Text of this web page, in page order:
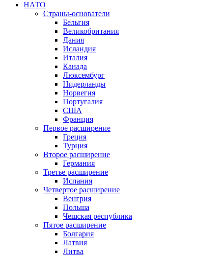
НАТО
Страны-основатели
Бельгия
Великобритания
Дания
Исландия
Италия
Канада
Люксембург
Нидерланды
Норвегия
Португалия
США
Франция
Первое расширение
Греция
Турция
Второе расширение
Германия
Третье расширение
Испания
Четвертое расширение
Венгрия
Польша
Чешская республика
Пятое расширение
Болгария
Латвия
Литва